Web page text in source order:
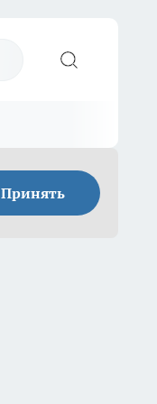
Принять